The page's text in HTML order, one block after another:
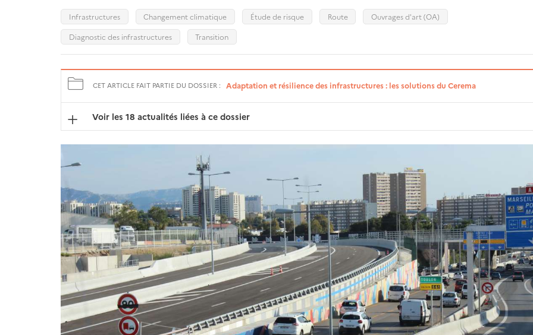
Infrastructures Changement climatique Étude de risque Route
Ouvrages d'art (OA)
Diagnostic des infrastructures
Transition
CET ARTICLE FAIT PARTIE DU DOSSIER : Adaptation et résilience des infrastructures : les solutions du Cerema
Voir les 18 actualités liées à ce dossier